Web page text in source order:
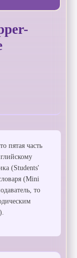
пятая часть
(Students'
(Mini
то